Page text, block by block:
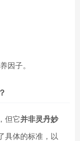
因子。
但它并非灵丹妙
具体的标准，以